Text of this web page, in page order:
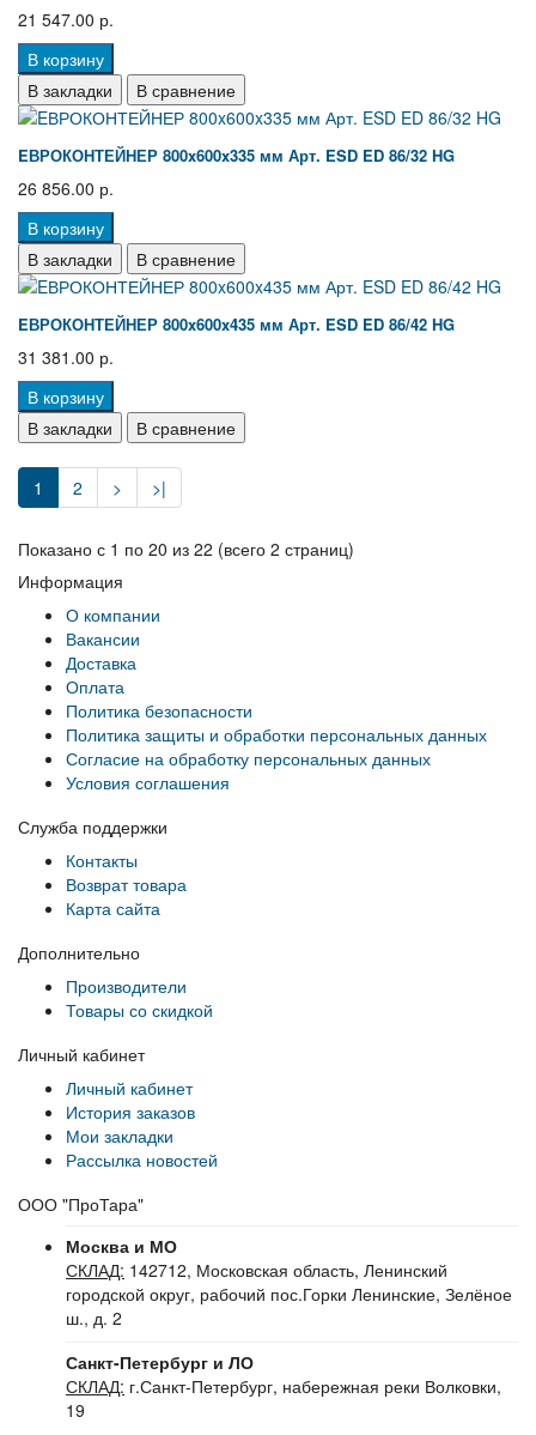
21 547.00 р.
В корзину
В закладки
В сравнение
EВРОКОНТЕЙНЕР 800x600x335 мм Арт. ESD ED 86/32 HG
26 856.00 р.
В корзину
В закладки
В сравнение
EВРОКОНТЕЙНЕР 800x600x435 мм Арт. ESD ED 86/42 HG
31 381.00 р.
В корзину
В закладки
В сравнение
1 2 > >|
Показано с 1 по 20 из 22 (всего 2 страниц)
Информация
О компании
Вакансии
Доставка
Оплата
Политика безопасности
Политика защиты и обработки персональных данных
Согласие на обработку персональных данных
Условия соглашения
Служба поддержки
Контакты
Возврат товара
Карта сайта
Дополнительно
Производители
Товары со скидкой
Личный кабинет
Личный кабинет
История заказов
Мои закладки
Рассылка новостей
ООО "ПроТара"
Москва и МО
СКЛАД: 142712, Московская область, Ленинский
городской округ, рабочий пос.Горки Ленинские, Зелёное
ш., д. 2
Санкт-Петербург и ЛО
СКЛАД: г.Санкт-Петербург, набережная реки Волковки,
19